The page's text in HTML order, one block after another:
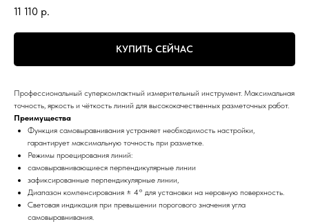
11 110 р.
КУПИТЬ СЕЙЧАС
Профессиональный суперкомпактный измерительный инструмент. Максимальная
точность, яркость и чёткость линий для высококачественных разметочных работ.
Преимущества
Функция самовыравнивания устраняет необходимость настройки,
гарантирует максимальную точность при разметке.
Режимы проецирования линий:
самовыравнивающиеся перпендикулярные линии
зафиксированные перпендикулярные линии,
Диапазон компенсирования ± 4° для установки на неровную поверхность.
Световая индикация при превышении порогового значения угла
самовыравнивания.